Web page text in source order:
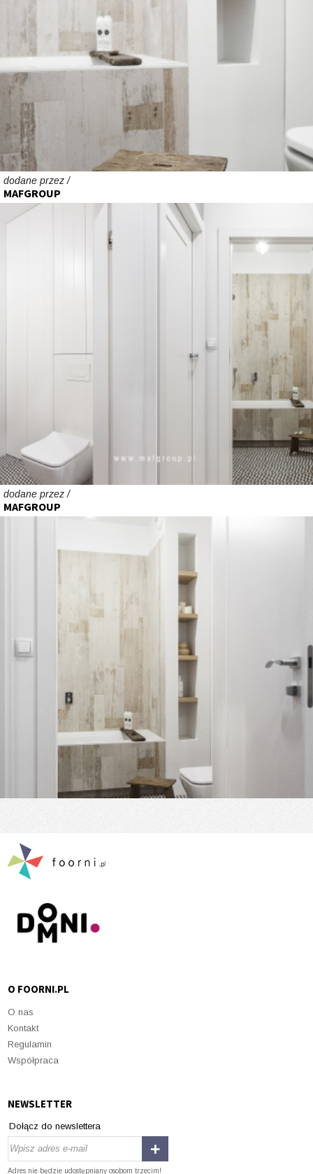
dodane przez /
MAFGROUP
dodane przez /
MAFGROUP
O FOORNI.PL
O nas
Kontakt
Regulamin
Współpraca
NEWSLETTER
Dołącz do newslettera
Adres nie będzie udostępniany osobom trzecim!